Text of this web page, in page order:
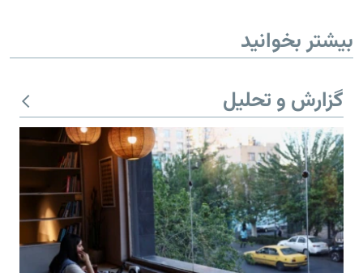
بیشتر بخوانید
گزارش و تحلیل